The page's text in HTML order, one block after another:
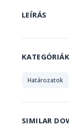
LEÍRÁS
Határozatok
SIMILAR